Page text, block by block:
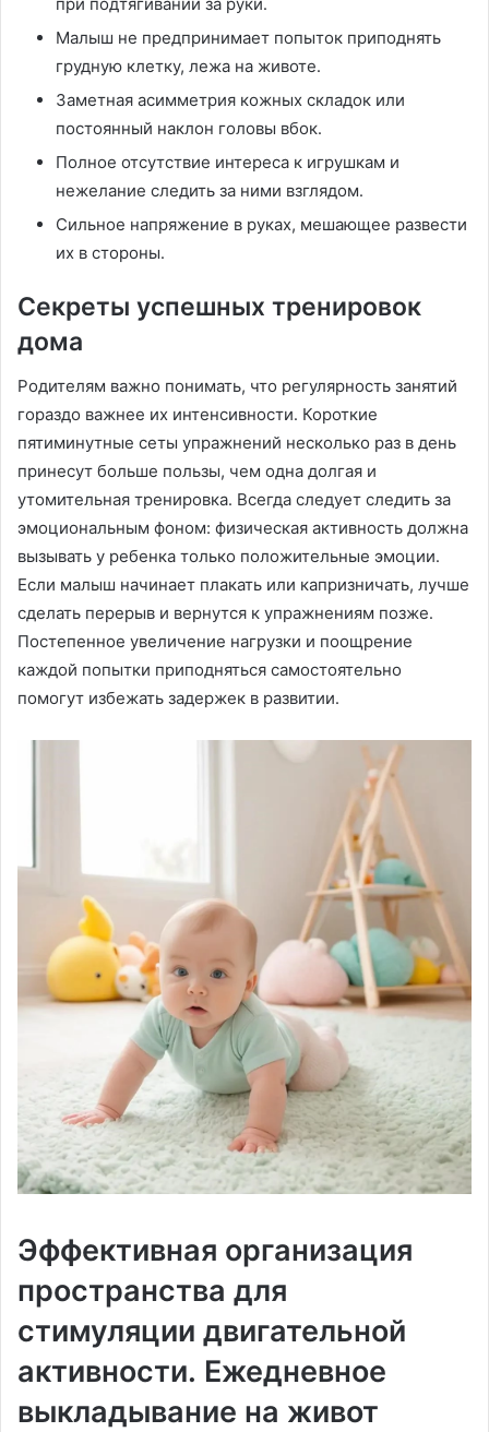
Малыш не предпринимает попыток приподнять
грудную клетку, лежа на животе․
Заметная асимметрия кожных складок или
постоянный наклон головы вбок․
Полное отсутствие интереса к игрушкам и
нежелание следить за ними взглядом․
Сильное напряжение в руках, мешающее развести
их в стороны․
Секреты успешных тренировок
дома
Родителям важно понимать, что регулярность занятий
гораздо важнее их интенсивности․ Короткие
пятиминутные сеты упражнений несколько раз в день
принесут больше пользы, чем одна долгая и
утомительная тренировка․ Всегда следует следить за
эмоциональным фоном: физическая активность должна
вызывать у ребенка только положительные эмоции․
Если малыш начинает плакать или капризничать, лучше
сделать перерыв и вернутся к упражнениям позже․
Постепенное увеличение нагрузки и поощрение
каждой попытки приподняться самостоятельно
помогут избежать задержек в развитии․
Эффективная организация
пространства для
стимуляции двигательной
активности․ Ежедневное
выкладывание на живот